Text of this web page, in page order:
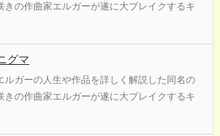
の作曲家エルガーが遂に大ブレイクするキ
グマ
ルガーの人生や作品を詳しく解説した同名の
の作曲家エルガーが遂に大ブレイクするキ